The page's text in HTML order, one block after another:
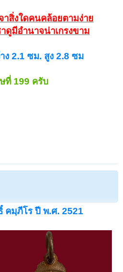
าสิ่งใดคนคล้อยตามง่าย
ดูมีอำนาจน่าเกรงขาม
ง 2.1 ซม. สูง 2.8 ซม
ที่ 199 ครับ
คมฺภีโร ปี พ.ศ. 2521